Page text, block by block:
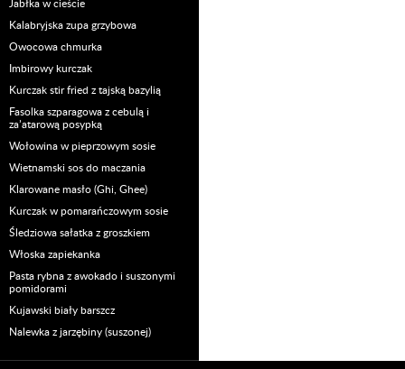
Jabłka w cieście
Kalabryjska zupa grzybowa
Owocowa chmurka
Imbirowy kurczak
Kurczak stir fried z tajską bazylią
Fasolka szparagowa z cebulą i
za’atarową posypką
Wołowina w pieprzowym sosie
Wietnamski sos do maczania
Klarowane masło (Ghi, Ghee)
Kurczak w pomarańczowym sosie
Śledziowa sałatka z groszkiem
Włoska zapiekanka
Pasta rybna z awokado i suszonymi
pomidorami
Kujawski biały barszcz
Nalewka z jarzębiny (suszonej)